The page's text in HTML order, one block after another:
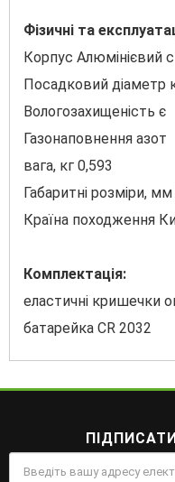
Фізичні та
Корпус Алюмінієвий
Посадковий діаметр
Вологозахищеність є
Газонаповнення азот
вага, кг 0,593
Габаритні розміри,
Країна походження
Комплектація:
еластичні кришечки
батарейка CR 2032